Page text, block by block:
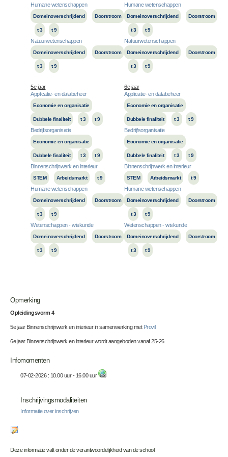
Humane wetenschappen
Domeinoverschrijdend Doorstroom
t 3 t 9
Natuurwetenschappen
Domeinoverschrijdend Doorstroom
t 3 t 9
Humane wetenschappen
Domeinoverschrijdend Doorstroom
t 3 t 9
Natuurwetenschappen
Domeinoverschrijdend Doorstroom
t 3 t 9
5e jaar
6e jaar
Applicatie- en databeheer
Economie en organisatie
Dubbele finaliteit t 3 t 9
Bedrijfsorganisatie
Economie en organisatie
Dubbele finaliteit t 3 t 9
Binnenschrijnwerk en interieur
STEM Arbeidsmarkt t 9
Humane wetenschappen
Domeinoverschrijdend Doorstroom
t 3 t 9
Wetenschappen - wiskunde
Domeinoverschrijdend Doorstroom
t 3 t 9
Applicatie- en databeheer
Economie en organisatie
Dubbele finaliteit t 3 t 9
Bedrijfsorganisatie
Economie en organisatie
Dubbele finaliteit t 3 t 9
Binnenschrijnwerk en interieur
STEM Arbeidsmarkt t 9
Humane wetenschappen
Domeinoverschrijdend Doorstroom
t 3 t 9
Wetenschappen - wiskunde
Domeinoverschrijdend Doorstroom
t 3 t 9
Opmerking
Opleidingsvorm 4
5e jaar Binnenschrijnwerk en interieur in samenwerking met Provil
6e jaar Binnenschrijnwerk en interieur wordt aangeboden vanaf 25-26
Infomomenten
07-02-2026 : 10.00 uur - 16.00 uur
Inschrijvingsmodaliteiten
Informatie over inschrijven
Deze informatie valt onder de verantwoordelijkheid van de school!